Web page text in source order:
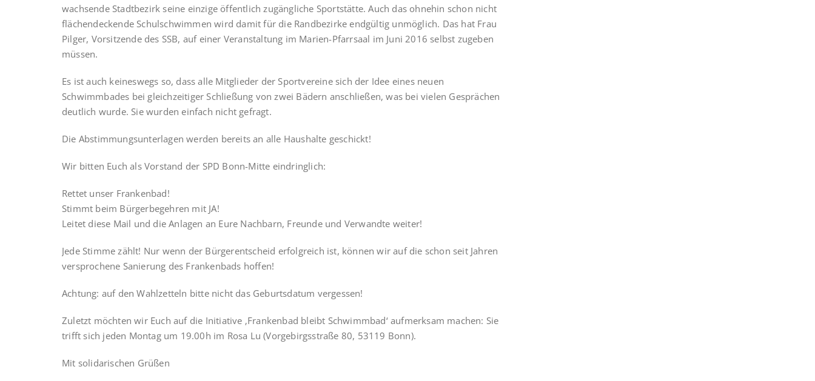
wachsende Stadtbezirk seine einzige öffentlich zugängliche Sportstätte. Auch das ohnehin schon nicht
flächendeckende Schulschwimmen wird damit für die Randbezirke endgültig unmöglich. Das hat Frau
Pilger, Vorsitzende des SSB, auf einer Veranstaltung im Marien-Pfarrsaal im Juni 2016 selbst zugeben
müssen.
Es ist auch keineswegs so, dass alle Mitglieder der Sportvereine sich der Idee eines neuen
Schwimmbades bei gleichzeitiger Schließung von zwei Bädern anschließen, was bei vielen Gesprächen
deutlich wurde. Sie wurden einfach nicht gefragt.
Die Abstimmungsunterlagen werden bereits an alle Haushalte geschickt!
Wir bitten Euch als Vorstand der SPD Bonn-Mitte eindringlich:
Rettet unser Frankenbad!
Stimmt beim Bürgerbegehren mit JA!
Leitet diese Mail und die Anlagen an Eure Nachbarn, Freunde und Verwandte weiter!
Jede Stimme zählt! Nur wenn der Bürgerentscheid erfolgreich ist, können wir auf die schon seit Jahren
versprochene Sanierung des Frankenbads hoffen!
Achtung: auf den Wahlzetteln bitte nicht das Geburtsdatum vergessen!
Zuletzt möchten wir Euch auf die Initiative ‚Frankenbad bleibt Schwimmbad‘ aufmerksam machen: Sie
trifft sich jeden Montag um 19.00h im Rosa Lu (Vorgebirgsstraße 80, 53119 Bonn).
Mit solidarischen Grüßen